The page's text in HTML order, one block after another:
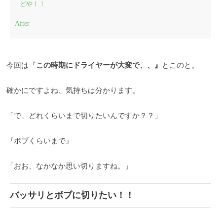
どや！！
After
今回は『この時期にドライヤーが大変で、、』 とこのと。
確かにですよね、気持ちは分かります。
「で、どれくらいまで切りたいんですか？？」
『ボブくらいまで』
「おお、なかなか思い切りますね。」
バッサリとボブに切りたい！！